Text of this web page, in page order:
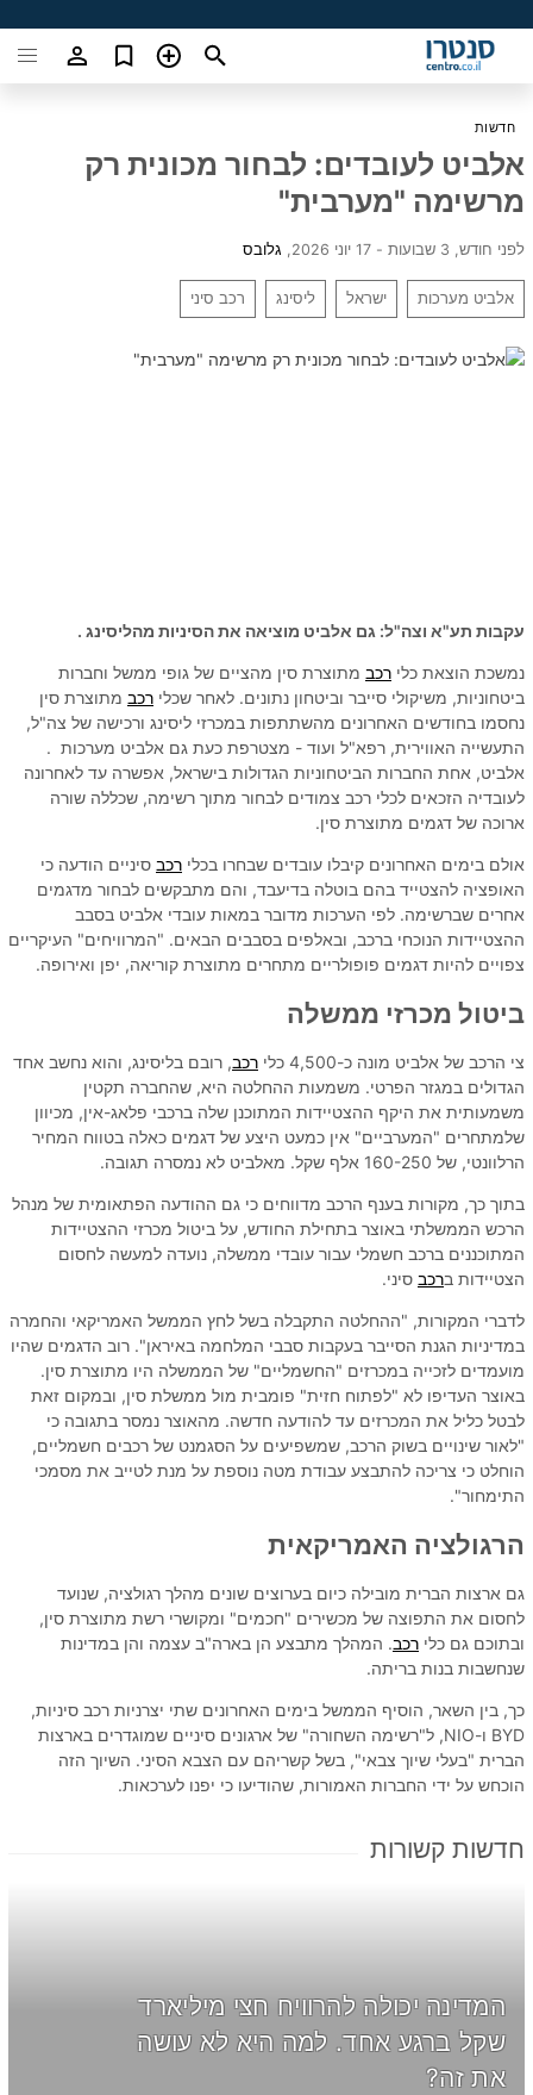
חדשות
אלביט לעובדים: לבחור מכונית רק
מרשימה "מערבית"
לפני חודש, 3 שבועות - 17 יוני 2026 גלובס
אלביט מערכות ישראל ליסינג רכב סיני
עקבות תע"א וצה"ל: גם אלביט מוציאה את הסיניות מהליסינג .
נמשכת הוצאת כלי רכב מתוצרת סין מהציים של גופי ממשל וחברות
ביטחוניות, משיקולי סייבר וביטחון נתונים. לאחר שכלי רכב מתוצרת סין
נחסמו בחודשים האחרונים מהשתתפות במכרזי ליסינג ורכישה של צה"ל,
התעשייה האווירית, רפא"ל ועוד - מצטרפת כעת גם אלביט מערכות .
אלביט, אחת החברות הביטחוניות הגדולות בישראל, אפשרה עד לאחרונה
לעובדיה הזכאים לכלי רכב צמודים לבחור מתוך רשימה, שכללה שורה
ארוכה של דגמים מתוצרת סין.
אולם בימים האחרונים קיבלו עובדים שבחרו בכלי רכב סיניים הודעה כי
האופציה להצטייד בהם בוטלה בדיעבד, והם מתבקשים לבחור מדגמים
אחרים שברשימה. לפי הערכות מדובר במאות עובדי אלביט בסבב
ההצטיידות הנוכחי ברכב, ובאלפים בסבבים הבאים. "המרוויחים" העיקריים
צפויים להיות דגמים פופולריים מתחרים מתוצרת קוריאה, יפן ואירופה.
ביטול מכרזי ממשלה
צי הרכב של אלביט מונה כ-4,500 כלי רכב, רובם בליסינג, והוא נחשב אחד
הגדולים במגזר הפרטי. משמעות ההחלטה היא, שהחברה תקטין
משמעותית את היקף ההצטיידות המתוכנן שלה ברכבי פלאג-אין, מכיוון
שלמתחרים "המערביים" אין כמעט היצע של דגמים כאלה בטווח המחיר
הרלוונטי, של 160-250 אלף שקל. מאלביט לא נמסרה תגובה.
בתוך כך, מקורות בענף הרכב מדווחים כי גם ההודעה הפתאומית של מנהל
הרכש הממשלתי באוצר בתחילת החודש, על ביטול מכרזי ההצטיידות
המתוכננים ברכב חשמלי עבור עובדי ממשלה, נועדה למעשה לחסום
הצטיידות ברכב סיני.
לדברי המקורות, "ההחלטה התקבלה בשל לחץ הממשל האמריקאי והחמרה
במדיניות הגנת הסייבר בעקבות סבבי המלחמה באיראן". רוב הדגמים שהיו
מועמדים לזכייה במכרזים "החשמליים" של הממשלה היו מתוצרת סין.
באוצר העדיפו לא "לפתוח חזית" פומבית מול ממשלת סין, ובמקום זאת
לבטל כליל את המכרזים עד להודעה חדשה. מהאוצר נמסר בתגובה כי
"לאור שינויים בשוק הרכב, שמשפיעים על הסגמנט של רכבים חשמליים,
הוחלט כי צריכה להתבצע עבודת מטה נוספת על מנת לטייב את מסמכי
התימחור".
הרגולציה האמריקאית
גם ארצות הברית מובילה כיום בערוצים שונים מהלך רגולציה, שנועד
לחסום את התפוצה של מכשירים "חכמים" ומקושרי רשת מתוצרת סין,
ובתוכם גם כלי רכב. המהלך מתבצע הן בארה"ב עצמה והן במדינות
שנחשבות בנות בריתה.
כך, בין השאר, הוסיף הממשל בימים האחרונים שתי יצרניות רכב סיניות,
BYD ו-NIO, ל"רשימה השחורה" של ארגונים סיניים שמוגדרים בארצות
הברית "בעלי שיוך צבאי", בשל קשריהם עם הצבא הסיני. השיוך הזה
הוכחש על ידי החברות האמורות, שהודיעו כי יפנו לערכאות.
חדשות קשורות
המדינה יכולה להרוויח חצי מיליארד
שקל ברגע אחד. למה היא לא עושה
את זה?